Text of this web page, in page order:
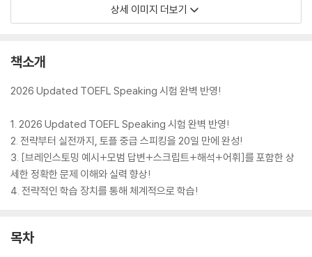
상세 이미지 더보기
책소개
2026 Updated TOEFL Speaking 시험 완벽 반영!
1. 2026 Updated TOEFL Speaking 시험 완벽 반영!
2. 전략부터 실전까지, 토플 중급 스피킹을 20일 만에 완성!
3. [브레인스토밍 예시+모범 답변+스크립트+해석+어휘]를 포함한 상
세한 정확한 문제 이해와 실력 향상!
4. 전략적인 학습 장치를 통해 체계적으로 학습!
목차